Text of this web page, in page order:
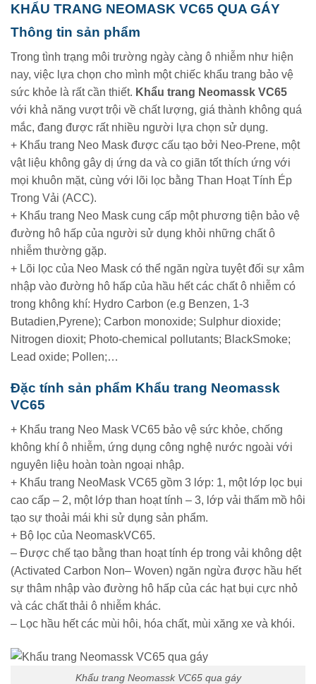
KHẨU TRANG NEOMASK VC65 QUA GÁY
Thông tin sản phẩm
Trong tình trạng môi trường ngày càng ô nhiễm như hiện
nay, việc lựa chọn cho mình một chiếc khẩu trang bảo vệ
sức khỏe là rất cần thiết. Khẩu trang Neomassk VC65
với khả năng vượt trội về chất lượng, giá thành không quá
mắc, đang được rất nhiều người lựa chọn sử dụng.
+ Khẩu trang Neo Mask được cấu tạo bởi Neo-Prene, một
vật liệu không gây dị ứng da và co giãn tốt thích ứng với
mọi khuôn mặt, cùng với lõi lọc bằng Than Hoạt Tính Ép
Trong Vải (ACC).
+ Khẩu trang Neo Mask cung cấp một phương tiện bảo vệ
đường hô hấp của người sử dụng khỏi những chất ô
nhiễm thường gặp.
+ Lõi lọc của Neo Mask có thể ngăn ngừa tuyệt đối sự xâm
nhập vào đường hô hấp của hầu hết các chất ô nhiễm có
trong không khí: Hydro Carbon (e.g Benzen, 1-3
Butadien,Pyrene); Carbon monoxide; Sulphur dioxide;
Nitrogen dioxit; Photo-chemical pollutants; BlackSmoke;
Lead oxide; Pollen;…
Đặc tính sản phẩm Khẩu trang Neomassk
VC65
+ Khẩu trang Neo Mask VC65 bảo vệ sức khỏe, chống
không khí ô nhiễm, ứng dụng công nghệ nước ngoài với
nguyên liệu hoàn toàn ngoại nhập.
+ Khẩu trang NeoMask VC65 gồm 3 lớp: 1, một lớp lọc bụi
cao cấp – 2, một lớp than hoạt tính – 3, lớp vải thấm mồ hôi
tạo sự thoải mái khi sử dụng sản phẩm.
+ Bộ lọc của NeomaskVC65.
– Được chế tạo bằng than hoạt tính ép trong vải không dệt
(Activated Carbon Non– Woven) ngăn ngừa được hầu hết
sự thâm nhập vào đường hô hấp của các hạt bụi cực nhỏ
và các chất thải ô nhiễm khác.
– Lọc hầu hết các mùi hôi, hóa chất, mùi xăng xe và khói.
Khẩu trang Neomassk VC65 qua gáy